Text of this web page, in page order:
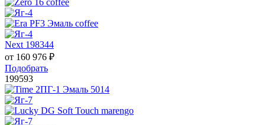
Next 198344
от 160 976 ₽
Подобрать
199593